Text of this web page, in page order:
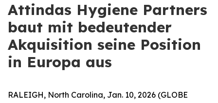
Attindas Hygiene Partners
baut mit bedeutender
Akquisition seine Position
in Europa aus
RALEIGH, North Carolina, Jan. 10, 2026 (GLOBE